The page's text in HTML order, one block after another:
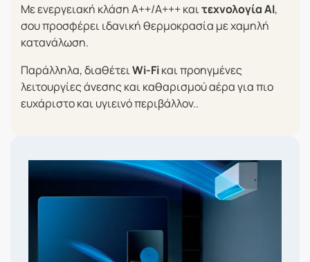
Με ενεργειακή κλάση A++/A+++ καιτεχνολογία AI,
σου προσφέρει ιδανική θερμοκρασία με χαμηλή
κατανάλωση.
Παράλληλα, διαθέτειWi-Fiκαι προηγμένες
λειτουργίες άνεσης και καθαρισμού αέρα για πιο
ευχάριστο και υγιεινό περιβάλλον..